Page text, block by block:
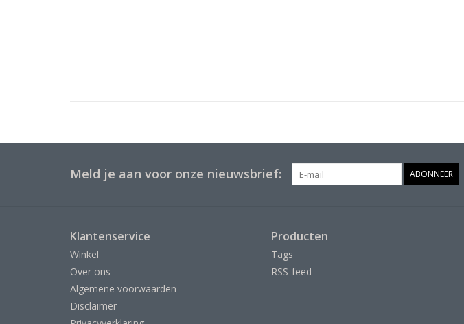
Meld je aan voor onze nieuwsbrief: ABONNEER
Klantenservice
Winkel
Over ons
Algemene voorwaarden
Disclaimer
Producten
Tags
RSS-feed